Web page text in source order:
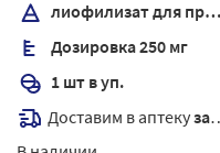
лиофилизат для приготовления раствора для инфузий
Дозировка 250 мг
1 шт в уп.
Доставим в аптекузавтра